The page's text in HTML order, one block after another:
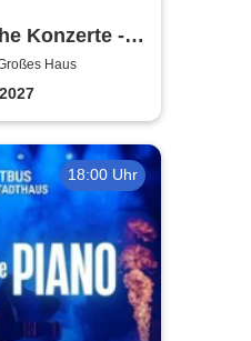
Konzerte -
Haus
18:00 Uhr